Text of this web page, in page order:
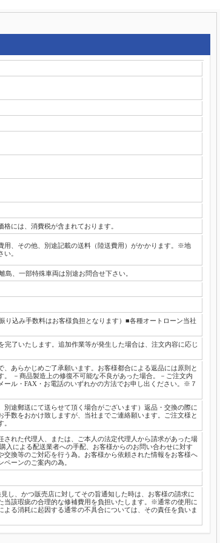
には、消費税が含まれております。
用、その他、別途記載の送料（陸送費用）がかかります。※地
い。
、一部特殊車両は別途お問合せ下さい。
込み手数料はお客様負担となります）■各種オートローン当社
了いたします。追加作業等が発生した場合は、注文内容に応じ
あらかじめご了承願います。お客様都合による返品には原則と
－商品製造上の修復不可能な不良があった場合。－ご注文内
ル・FAX・お電話のいずれかの方法でお申し出ください。※７
途郵送にて送らせて頂く場合がございます）返品・交換の際に
数をおかけ致しますが、当社までご連絡願います。ご注文様と
。
れた代理人、または、ご本人の法定代理人から請求があった場
入による配送業者への手配、お客様からのお問い合わせに対す
換等のご対応を行う為。お客様から依頼された情報をお客様へ
ペーンのご案内の為。
し、かつ販売店に対してその旨通知した時は、お客様の請求に
当該瑕疵の合理的な修補費用を負担いたします。※通常の使用に
る消耗に起因する通常の不具合については、その責任を負いま